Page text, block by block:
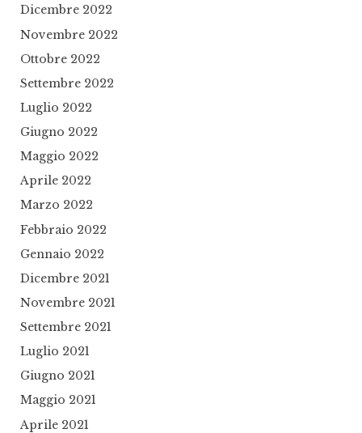
Dicembre 2022
Novembre 2022
Ottobre 2022
Settembre 2022
Luglio 2022
Giugno 2022
Maggio 2022
Aprile 2022
Marzo 2022
Febbraio 2022
Gennaio 2022
Dicembre 2021
Novembre 2021
Settembre 2021
Luglio 2021
Giugno 2021
Maggio 2021
Aprile 2021